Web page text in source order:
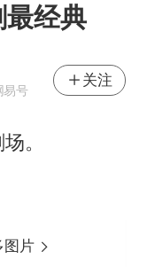
最经典
易号
关注
。
图片